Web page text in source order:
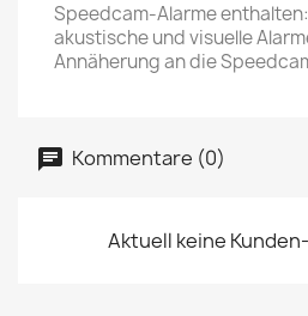
Speedcam-Alarme
akustische und visuelle
Annäherung an die
Kommentare (0)
Aktuell keine